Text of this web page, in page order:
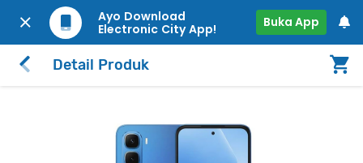
Ayo Download
Electronic City App!
Buka App
Detail Produk